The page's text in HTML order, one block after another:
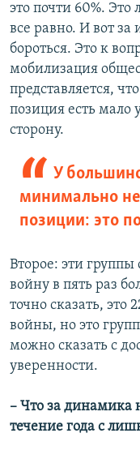
это почти 60%.
все равно. И вот
бороться. Это к
мобилизация
представляется,
позиция есть мало
сторону.
У
минимально
позиции: это
Второе: эти группы
войну в пять раз
точно сказать, это
войны, но это
можно сказать с
уверенности.
– Что за динамика
течение года с